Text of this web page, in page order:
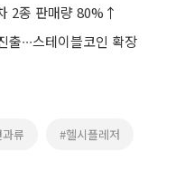
2종 판매량 80%↑
∙∙∙스테이블코인 확장
류 #헬시플레저